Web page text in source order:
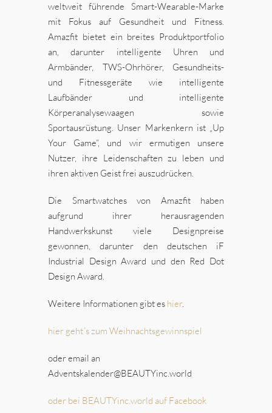
weltweit führende Smart-Wearable-Marke
mit Fokus auf Gesundheit und Fitness.
Amazfit bietet ein breites Produktportfolio
an, darunter intelligente Uhren und
Armbänder, TWS-Ohrhörer, Gesundheits-
und Fitnessgeräte wie intelligente
Laufbänder und intelligente
Körperanalysewaagen sowie
Sportausrüstung. Unser Markenkern ist „Up
Your Game“, und wir ermutigen unsere
Nutzer, ihre Leidenschaften zu leben und
ihren aktiven Geist frei auszudrücken.
Die Smartwatches von Amazfit haben
aufgrund ihrer herausragenden
Handwerkskunst viele Designpreise
gewonnen, darunter den deutschen iF
Industrial Design Award und den Red Dot
Design Award.
Weitere Informationen gibt es hier.
hier geht´s zum Weihnachtsgewinnspiel
oder email an
Adventskalender@BEAUTYinc.world
oder bei BEAUTYinc.world auf Facebook